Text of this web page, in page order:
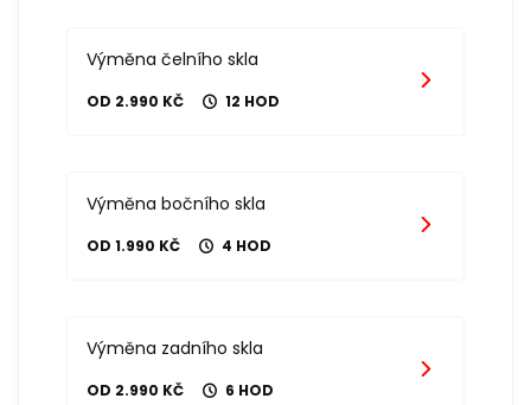
Výměna čelního skla
OD 2.990 KČ 12 HOD
Výměna bočního skla
OD 1.990 KČ 4 HOD
Výměna zadního skla
OD 2.990 KČ 6 HOD